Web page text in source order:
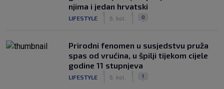
njima i jedan hrvatski
LIFESTYLE 6. kol. 0
Prirodni fenomen u susjedstvu pruža
spas od vrućina, u špilji tijekom cijele
godine 11 stupnjeva
LIFESTYLE 6. kol. 1